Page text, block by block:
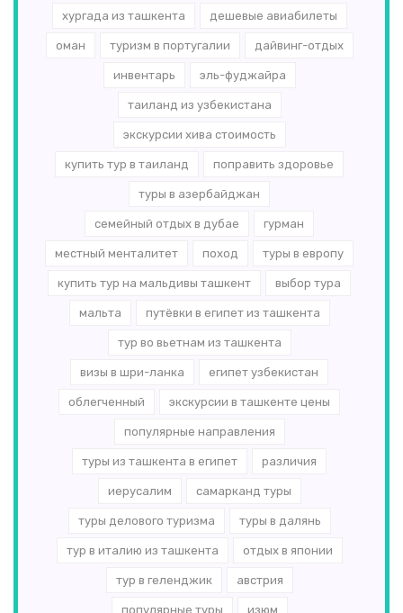
хургада из ташкента дешевые авиабилеты
оман туризм в португалии дайвинг-отдых
инвентарь эль-­фуджайра
таиланд из узбекистана
экскурсии хива стоимость
купить тур в таиланд поправить здоровье
туры в азербайджан
семейный отдых в дубае гурман
местный менталитет поход туры в европу
купить тур на мальдивы ташкент выбор тура
мальта путёвки в египет из ташкента
тур во вьетнам из ташкента
визы в шри-ланка египет узбекистан
облегченный экскурсии в ташкенте цены
популярные направления
туры из ташкента в египет различия
иерусалим самарканд туры
туры делового туризма туры в далянь
тур в италию из ташкента отдых в японии
тур в геленджик австрия
популярные туры изюм